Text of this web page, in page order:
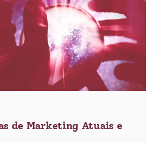
de Marketing Atuais e